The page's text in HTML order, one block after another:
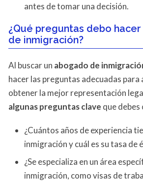
antes de tomar una decisión.
¿Qué preguntas debo
de inmigración?
Al buscar un abogado de
hacer las preguntas adecuadas
obtener la mejor representación
algunas preguntas clave que
¿Cuántos años de experiencia
inmigración y cuál es su tasa de
¿Se especializa en un área
inmigración, como visas de